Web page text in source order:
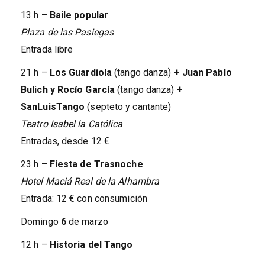
13 h – Baile popular
Plaza de las Pasiegas
Entrada libre
21 h – Los Guardiola(tango danza) + Juan Pablo
Bulich y Rocío García(tango danza) +
SanLuisTango(septeto y cantante)
Teatro Isabel la Católica
Entradas, desde 12 €
23 h – Fiesta de Trasnoche
Hotel Maciá Real de la Alhambra
Entrada: 12 € con consumición
Domingo 6de marzo
12 h – Historia del Tango